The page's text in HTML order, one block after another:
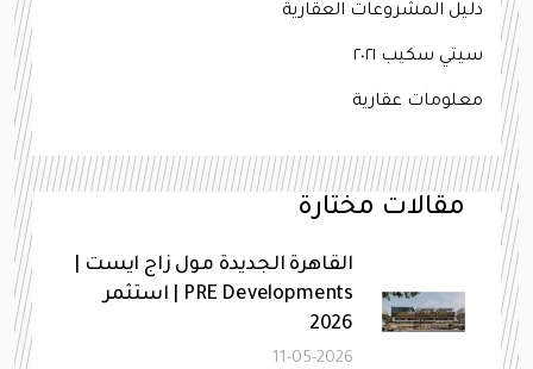
دليل المشروعات العقارية
سيتي سكيب ٢٠٢١
معلومات عقارية
مقالات مختارة
القاهرة الجديدة مول زاج ايست |
PRE Developments | استثمر
2026
11-05-2026